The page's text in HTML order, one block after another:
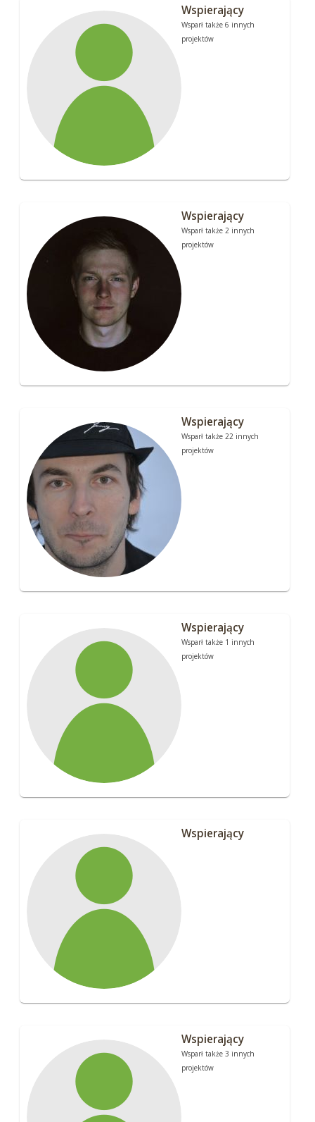
Wspierający
Wsparł także 6 innych
projektów
Wspierający
Wsparł także 2 innych
projektów
Wspierający
Wsparł także 22 innych
projektów
Wspierający
Wsparł także 1 innych
projektów
Wspierający
Wspierający
Wsparł także 3 innych
projektów